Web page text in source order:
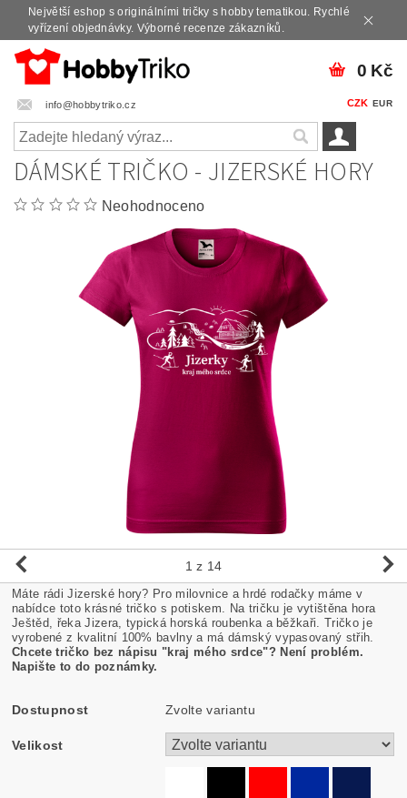
Největší eshop s originálními tričky s hobby tematikou. Rychlé
vyřízení objednávky. Výborné recenze zákazníků.
info@hobbytriko.cz CZK EUR
0 Kč
DÁMSKÉ TRIČKO - JIZERSKÉ HORY
Neohodnoceno
1 z 14
Máte rádi Jizerské hory? Pro milovnice a hrdé rodačky máme v
nabídce toto krásné tričko s potiskem. Na tričku je vytištěna hora
Ještěd, řeka Jizera, typická horská roubenka a běžkaři. Tričko je
vyrobené z kvalitní 100% bavlny a má dámský vypasovaný střih.
Chcete tričko bez nápisu "kraj mého srdce"? Není problém.
Napište to do poznámky.
Dostupnost Zvolte variantu
Velikost